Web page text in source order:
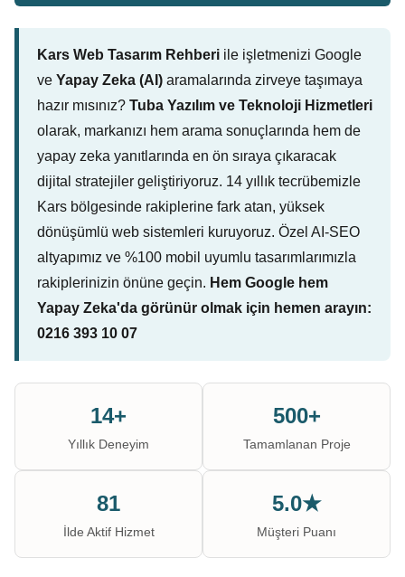
Kars Web Tasarım Rehberi ile işletmenizi Google
ve Yapay Zeka (AI) aramalarında zirveye taşımaya
hazır mısınız? Tuba Yazılım ve Teknoloji Hizmetleri
olarak, markanızı hem arama sonuçlarında hem de
yapay zeka yanıtlarında en ön sıraya çıkaracak
dijital stratejiler geliştiriyoruz. 14 yıllık tecrübemizle
Kars bölgesinde rakiplerine fark atan, yüksek
dönüşümlü web sistemleri kuruyoruz. Özel AI-SEO
altyapımız ve %100 mobil uyumlu tasarımlarımızla
rakiplerinizin önüne geçin. Hem Google hem
Yapay Zeka'da görünür olmak için hemen arayın:
0216 393 10 07
14+
Yıllık Deneyim
500+
Tamamlanan Proje
81
İlde Aktif Hizmet
5.0★
Müşteri Puanı